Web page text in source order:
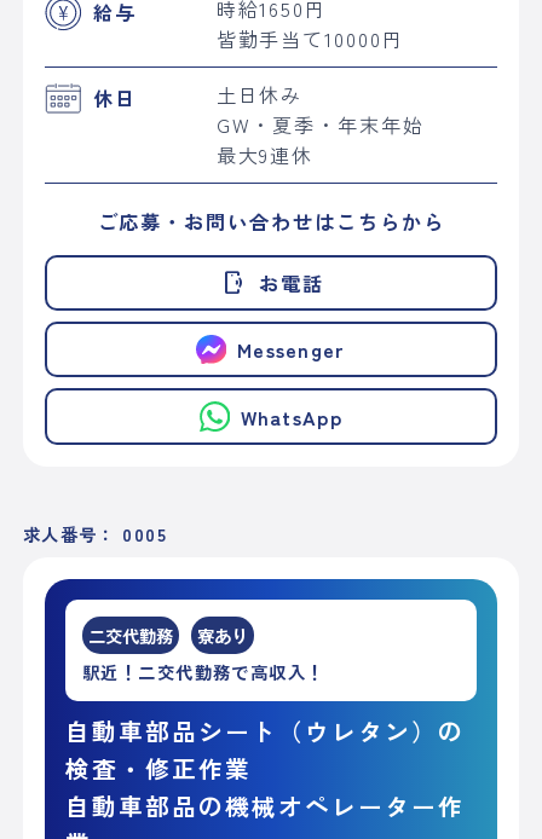
給与
時給1650円
皆勤手当て10000円
休日
土日休み
GW・夏季・年末年始
最大9連休
ご応募・お問い合わせはこちらから
phonelink_ring お電話
Messenger
WhatsApp
求人番号： 0005
二交代勤務
寮あり
駅近！二交代勤務で高収入！
自動車部品シート（ウレタン）の
検査・修正作業
自動車部品の機械オペレーター作